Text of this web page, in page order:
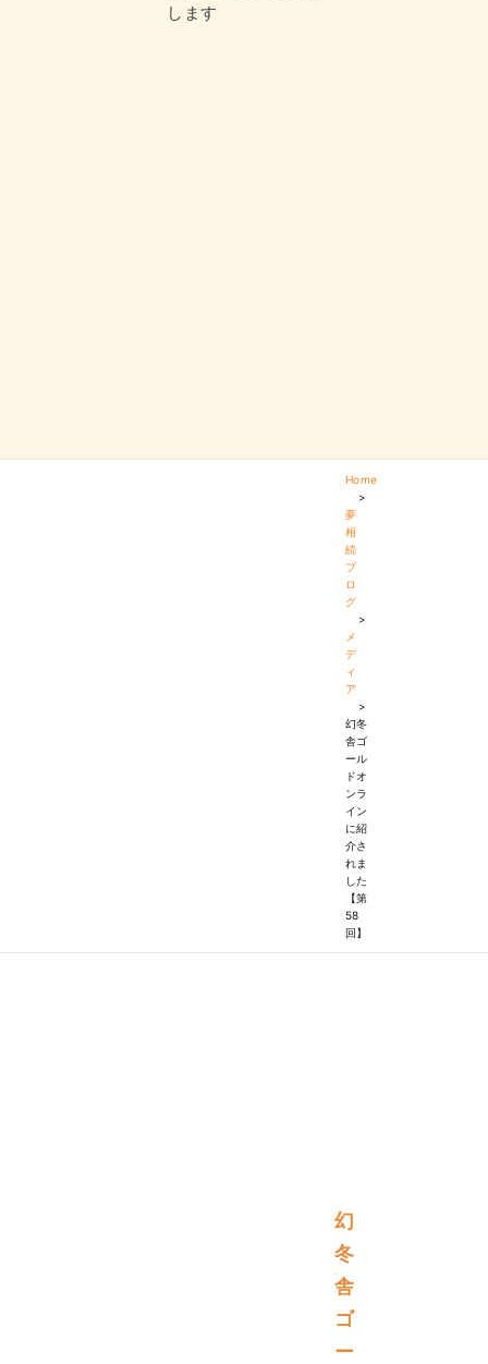
します
Home
>
夢
相
続
ブ
ロ
グ
>
メ
デ
ィ
ア
>
幻冬
舎ゴ
ール
ドオ
ンラ
イン
に紹
介さ
れま
した
【第
58
回】
幻
冬
舎
ゴ
ー